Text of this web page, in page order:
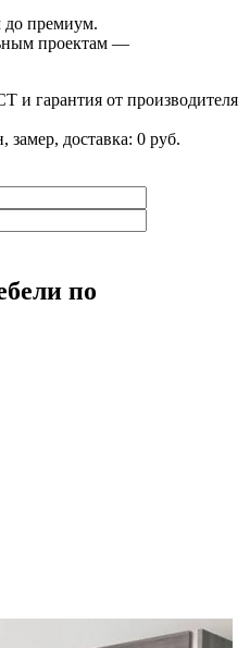
до премиум.
проектам —
и гарантия от производителя
доставка: 0 руб.
по